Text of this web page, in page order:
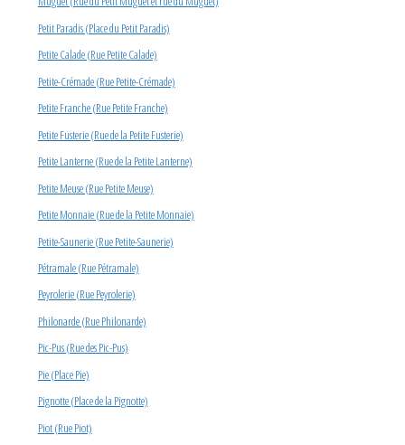
Petit Paradis (Place du Petit Paradis)
Petite Calade (Rue Petite Calade)
Petite-Crémade (Rue Petite-Crémade)
Petite Franche (Rue Petite Franche)
Petite Fusterie (Rue de la Petite Fusterie)
Petite Lanterne (Rue de la Petite Lanterne)
Petite Meuse (Rue Petite Meuse)
Petite Monnaie (Rue de la Petite Monnaie)
Petite-Saunerie (Rue Petite-Saunerie)
Pétramale (Rue Pétramale)
Peyrolerie (Rue Peyrolerie)
Philonarde (Rue Philonarde)
Pic-Pus (Rue des Pic-Pus)
Pie (Place Pie)
Pignotte (Place de la Pignotte)
Piot (Rue Piot)